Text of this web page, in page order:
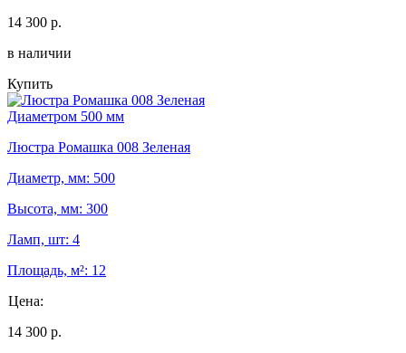
14 300 р.
в наличии
Купить
Диаметром 500 мм
Люстра Ромашка 008 Зеленая
Диаметр, мм: 500
Высота, мм: 300
Ламп, шт: 4
Площадь, м²: 12
Цена:
14 300 р.